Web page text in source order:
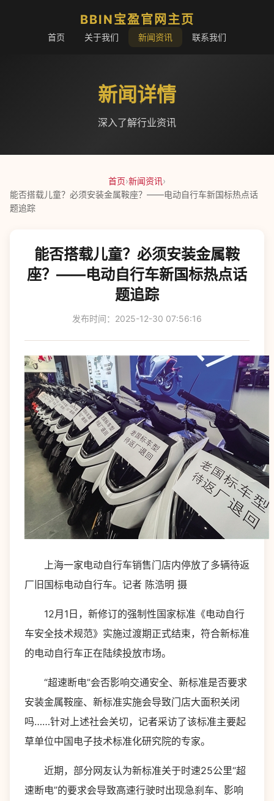
BBIN宝盈官网主页
首页 关于我们 新闻资讯 联系我们
新闻详情
深入了解行业资讯
首页›新闻资讯›
能否搭载儿童？必须安装金属鞍座？——电动自行车新国标热点话
题追踪
能否搭载儿童？必须安装金属鞍
座？——电动自行车新国标热点话
题追踪
发布时间：2025-12-30 07:56:16
上海一家电动自行车销售门店内停放了多辆待返
厂旧国标电动自行车。记者 陈浩明 摄
12月1日，新修订的强制性国家标准《电动自行
车安全技术规范》实施过渡期正式结束，符合新标准
的电动自行车正在陆续投放市场。
“超速断电”会否影响交通安全、新标准是否要求
安装金属鞍座、新标准实施会导致门店大面积关闭
吗……针对上述社会关切，记者采访了该标准主要起
草单位中国电子技术标准化研究院的专家。
近期，部分网友认为新标准关于时速25公里“超
速断电”的要求会导致高速行驶时出现急刹车、影响